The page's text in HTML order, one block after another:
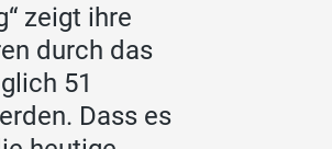
zeigt ihre
durch das
51
Dass es